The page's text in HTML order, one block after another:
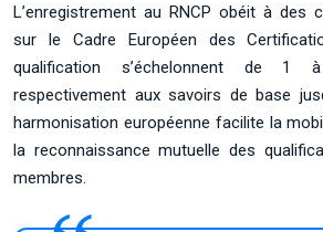
L’enregistrement au RNCP obéit à des
sur le Cadre Européen des
qualification s’échelonnent de 1
respectivement aux savoirs de base
harmonisation européenne facilite la
la reconnaissance mutuelle des
membres.